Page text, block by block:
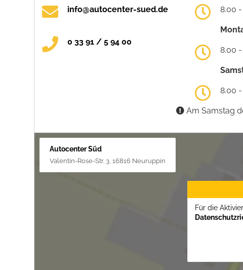
info@autocenter-sued.de
0 33 91 / 5 94 00
8.00
8.00
8.00 -
Am Samstag
Autocenter Süd
Valentin-Rose-Str. 3, 16816 Neuruppin
Für die